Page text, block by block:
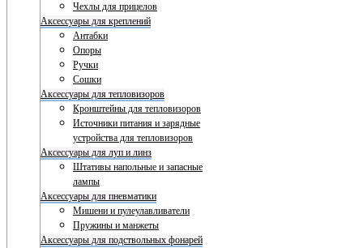
Чехлы для прицелов
Аксессуары для креплений
Антабки
Опоры
Ручки
Сошки
Аксессуары для тепловизоров
Кронштейны для тепловизоров
Источники питания и зарядные
устройства для тепловизоров
Аксессуары для луп и линз
Штативы напольные и запасные
лампы
Аксессуары для пневматики
Мишени и пулеулавливатели
Пружины и манжеты
Аксессуары для подствольных фонарей